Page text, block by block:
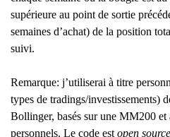
supérieure au point de sortie
semaines d’achat) de la position
suivi.
Remarque: j’utiliserai à titre
types de tradings/investissements)
Bollinger, basés sur une MM200 et
personnels. Le code est open source